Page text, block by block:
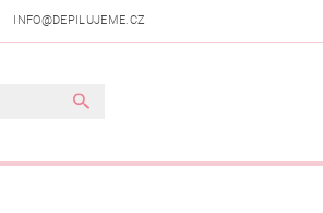
INFO@DEPILUJEME.CZ